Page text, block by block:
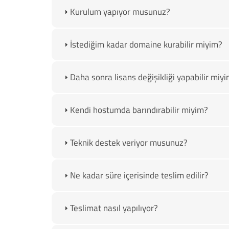
Kurulum yapıyor musunuz?
İstediğim kadar domaine kurabilir miyim?
Daha sonra lisans değişikliği yapabilir
Kendi hostumda barındırabilir miyim?
Teknik destek veriyor musunuz?
Ne kadar süre içerisinde teslim edilir?
Teslimat nasıl yapılıyor?